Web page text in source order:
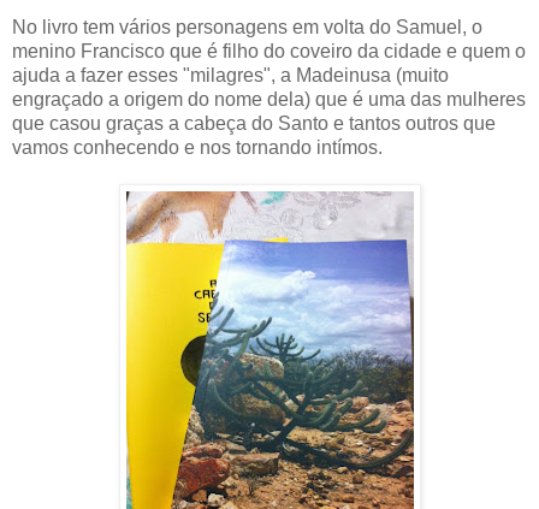
No livro tem vários personagens em volta do Samuel, o
menino Francisco que é filho do coveiro da cidade e quem o
ajuda a fazer esses "milagres", a Madeinusa (muito
engraçado a origem do nome dela) que é uma das mulheres
que casou graças a cabeça do Santo e tantos outros que
vamos conhecendo e nos tornando intímos.